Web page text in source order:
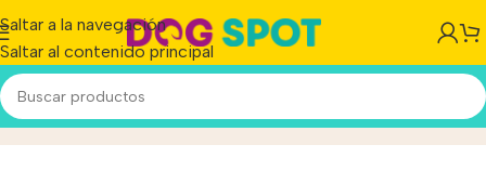
Saltar a la navegación
Saltar al contenido principal
MedicadosInicio/Producto